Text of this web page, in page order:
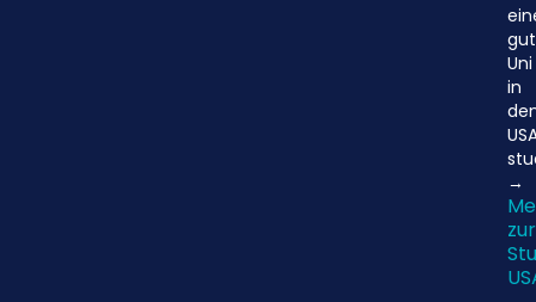
Uni
in
→
zur